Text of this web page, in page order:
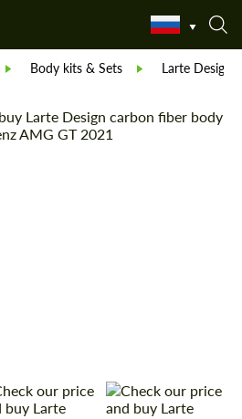
Body kits & Sets Larte Design